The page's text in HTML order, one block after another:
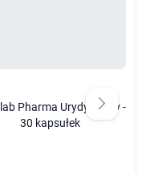
Pharma UrydynActiv -
30 kapsułek